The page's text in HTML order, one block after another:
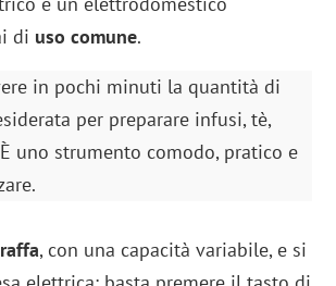
di uso comune.
in pochi minuti la quantità di
per preparare infusi, tè,
uno strumento comodo, pratico e
, con una capacità variabile, e si